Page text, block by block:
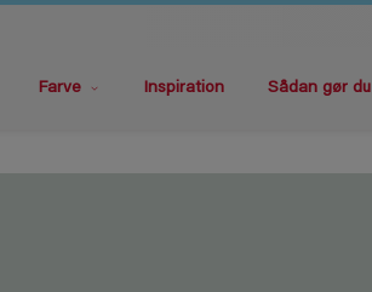
Farve Inspiration Sådan gør du